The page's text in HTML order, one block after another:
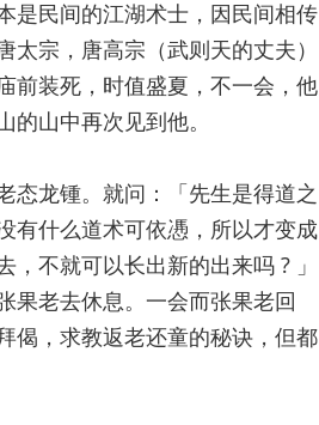
民间的江湖术士，因民间相传
宗，唐高宗（武则天的丈夫）
前装死，时值盛夏，不一会，他
山中再次见到他。
龙锺。就问：「先生是得道之
有什么道术可依慿，所以才变成
不就可以长出新的出来吗 ? 」
果老去休息。一会而张果老回
偈，求教返老还童的秘诀，但都